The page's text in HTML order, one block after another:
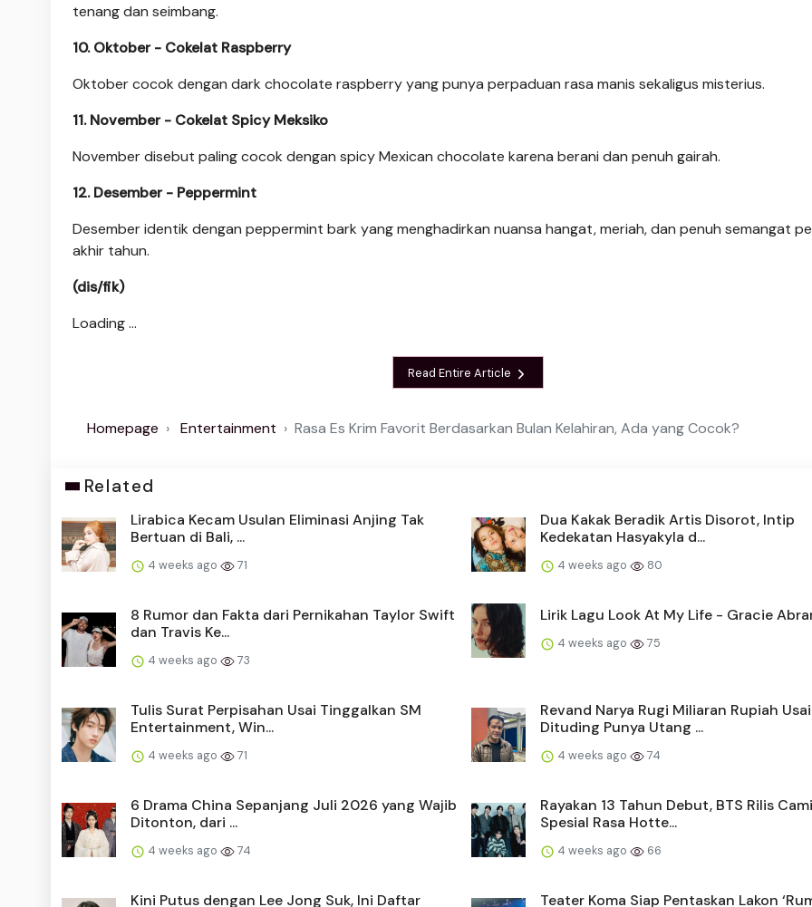
tenang dan seimbang.
10. Oktober - Cokelat Raspberry
Oktober cocok dengan dark chocolate raspberry yang punya perpaduan rasa manis sekaligus misterius.
11. November - Cokelat Spicy Meksiko
November disebut paling cocok dengan spicy Mexican chocolate karena berani dan penuh gairah.
12. Desember - Peppermint
Desember identik dengan peppermint bark yang menghadirkan nuansa hangat, meriah, dan penuh semangat
akhir tahun.
(dis/fik)
Loading ...
Read Entire Article
Homepage Entertainment Rasa Es Krim Favorit Berdasarkan Bulan Kelahiran, Ada yang Cocok?
Related
Lirabica Kecam Usulan Eliminasi Anjing Tak
Bertuan di Bali, ...
4 weeks ago 71
Dua Kakak Beradik Artis Disorot, Intip
Kedekatan Hasyakyla d...
4 weeks ago 80
8 Rumor dan Fakta dari Pernikahan Taylor Swift
dan Travis Ke...
4 weeks ago 73
Lirik Lagu Look At My Life - Gracie
4 weeks ago 75
Tulis Surat Perpisahan Usai Tinggalkan SM
Entertainment, Win...
4 weeks ago 71
Revand Narya Rugi Miliaran Rupiah Usai
Dituding Punya Utang ...
4 weeks ago 74
6 Drama China Sepanjang Juli 2026 yang Wajib
Ditonton, dari ...
4 weeks ago 74
Rayakan 13 Tahun Debut, BTS Rilis
Spesial Rasa Hotte...
4 weeks ago 66
Kini Putus dengan Lee Jong Suk, Ini Daftar
Teater Koma Siap Pentaskan Lakon